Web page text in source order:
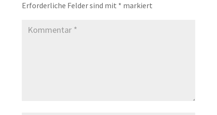
Erforderliche Felder sind mit * markiert